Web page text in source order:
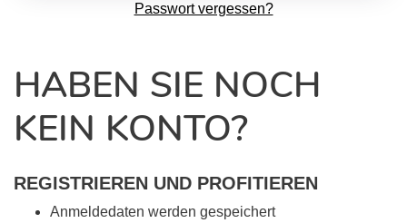
Passwort vergessen?
HABEN SIE NOCH
KEIN KONTO?
REGISTRIEREN UND PROFITIEREN
Anmeldedaten werden gespeichert